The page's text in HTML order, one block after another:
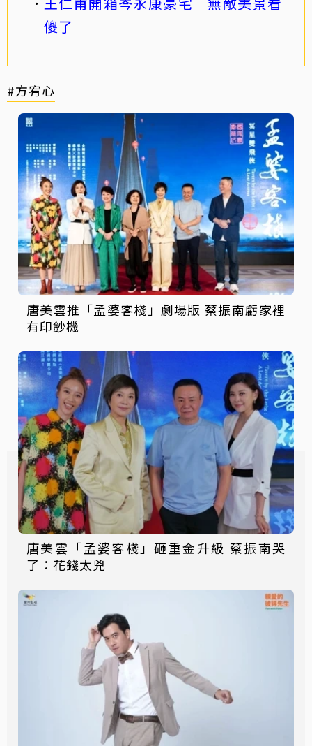
傻了
#方宥心
唐美雲推「孟婆客棧」劇場版 蔡振南虧家裡
有印鈔機
唐美雲「孟婆客棧」砸重金升級 蔡振南哭
了：花錢太兇